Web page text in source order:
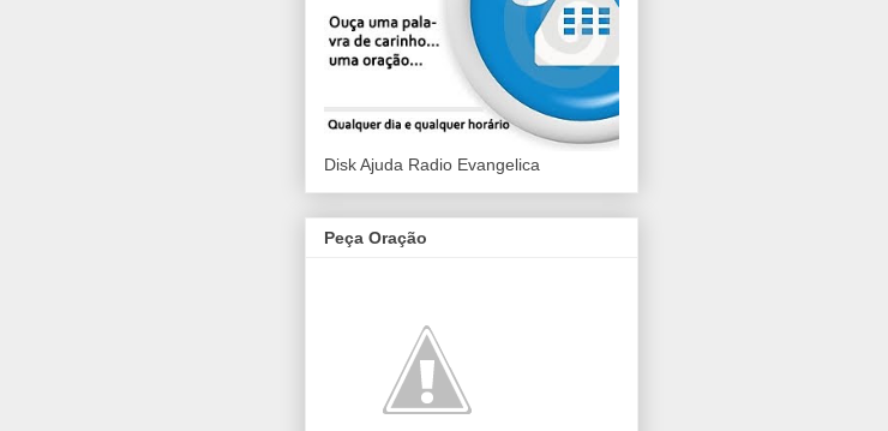
Disk Ajuda Radio Evangelica
Peça Oração